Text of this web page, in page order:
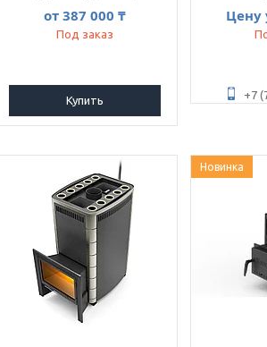
от 387 000 ₸
Под заказ
Купить
Цену
+7
Новинка